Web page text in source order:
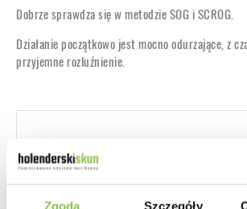
Zgoda Szczegóły
Dobrze sprawdza się w metodzie SOG i SCROG.
Działanie początkowo jest mocno odurzające, z
przyjemne rozluźnienie.
Producent
Royal Queen Seeds